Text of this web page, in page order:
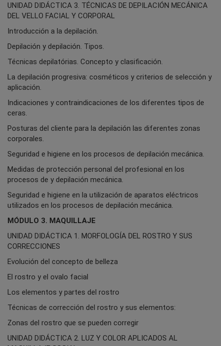
UNIDAD DIDÁCTICA 3. TÉCNICAS DE DEPILACIÓN MECÁNICA
DEL VELLO FACIAL Y CORPORAL
Introducción a la depilación.
Depilación y depilación. Tipos.
Técnicas depilatórias. Concepto y clasificación.
La depilación progresiva: cosméticos y criterios de selección y
aplicación.
Indicaciones y contraindicaciones de los diferentes tipos de
ceras.
Posturas del cliente para la depilación las diferentes zonas
corporales.
Seguridad e higiene en los procesos de depilación mecánica.
Medidas de protección personal del profesional en los
procesos de y depilación mecánica.
Seguridad e higiene en la utilización de aparatos eléctricos
utilizados en los procesos de depilación mecánica.
MÓDULO 3. MAQUILLAJE
UNIDAD DIDÁCTICA 1. MORFOLOGÍA DEL ROSTRO Y SUS
CORRECCIONES
Evolución del concepto de belleza
El rostro y el ovalo facial
Los elementos y partes del rostro
Técnicas de corrección del rostro y sus elementos:
Zonas del rostro que se pueden corregir
UNIDAD DIDÁCTICA 2. LUZ Y COLOR APLICADOS AL